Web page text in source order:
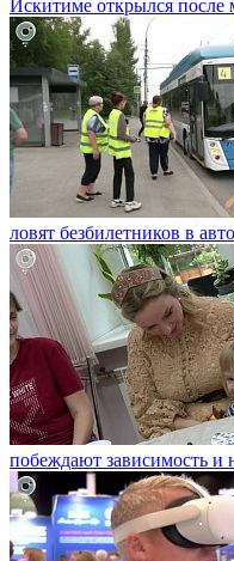
Искитиме открылся после
ловят безбилетников в
побеждают зависимость